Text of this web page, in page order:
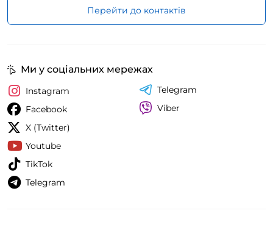
Перейти до контактів
Ми у соціальних мережах
Instagram
Facebook
X (Twitter)
Youtube
TikTok
Telegram
Telegram
Viber